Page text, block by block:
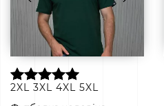
2XL 3XL 4XL 5XL